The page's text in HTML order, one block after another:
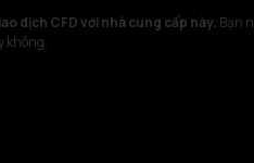
dịch CFD với nhà cung cấp này. Bạn
không.